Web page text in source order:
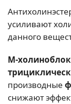
усиливают
данного
М-
производные
снижают